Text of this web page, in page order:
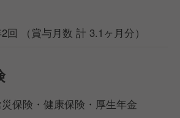
回 （賞与月数 計 3.1ヶ月分）
災保険・健康保険・厚生年金